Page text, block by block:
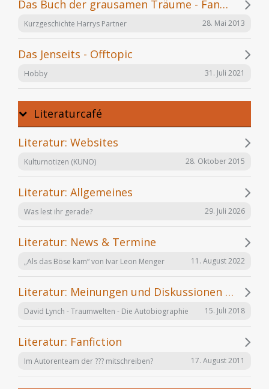
Das Buch der grausamen Träume - Fanfiction
Kurzgeschichte Harrys Partner 28. Mai 2013
Das Jenseits - Offtopic
Hobby 31. Juli 2021
Literaturcafé
Literatur: Websites
Kulturnotizen (KUNO) 28. Oktober 2015
Literatur: Allgemeines
Was lest ihr gerade? 29. Juli 2026
Literatur: News & Termine
„Als das Böse kam“ von Ivar Leon Menger 11. August 2022
Literatur: Meinungen und Diskussionen zu einzelnen Büchern
David Lynch - Traumwelten - Die Autobiographie 15. Juli 2018
Literatur: Fanfiction
Im Autorenteam der ??? mitschreiben? 17. August 2011